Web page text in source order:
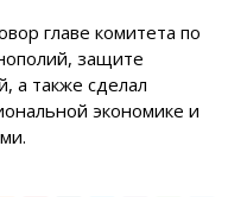
главе комитета по
защите
а также сделал
экономике и